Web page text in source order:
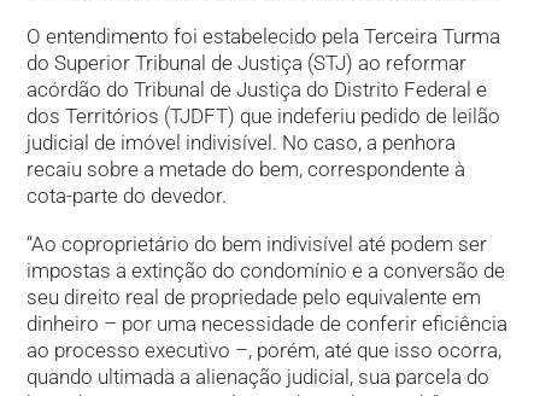
O entendimento foi estabelecido pela Terceira Turma
do Superior Tribunal de Justiça (STJ) ao reformar
acórdão do Tribunal de Justiça do Distrito Federal e
dos Territórios (TJDFT) que indeferiu pedido de leilão
judicial de imóvel indivisível. No caso, a penhora
recaiu sobre a metade do bem, correspondente à
cota-parte do devedor.
“Ao coproprietário do bem indivisível até podem ser
impostas a extinção do condomínio e a conversão de
seu direito real de propriedade pelo equivalente em
dinheiro – por uma necessidade de conferir eficiência
ao processo executivo –, porém, até que isso ocorra,
quando ultimada a alienação judicial, sua parcela do